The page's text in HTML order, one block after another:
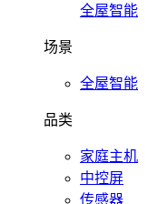
全屋智能
场景
全屋智能
品类
家庭主机
中控屏
传感器